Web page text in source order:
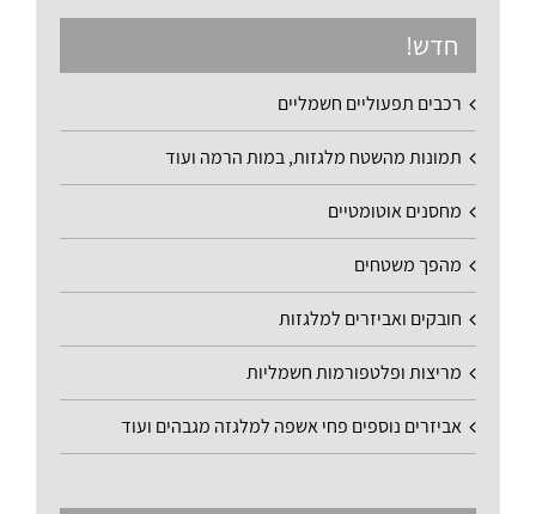
חדש!
רכבים תפעוליים חשמליים
תמונות מהשטח מלגזות, במות הרמה ועוד
מחסנים אוטומטיים
מהפך משטחים
חובקים ואביזרים למלגזות
מריצות ופלטפורמות חשמליות
אביזרים נוספים פחי אשפה למלגזה מגבהים ועוד